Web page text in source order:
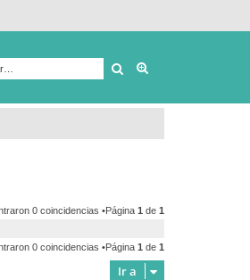
Buscar
0 coincidencias •Página 1 de 1
0 coincidencias •Página 1 de 1
Ir a